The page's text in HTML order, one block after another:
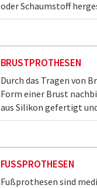
oder Schaumstoff
BRUSTPROTHESEN
Durch das Tragen von
Form einer Brust
aus Silikon gefertigt
FUSSPROTHESEN
Fußprothesen sind